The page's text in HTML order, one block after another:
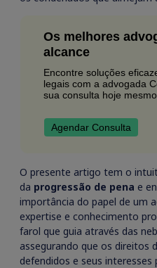
Os melhores
alcance
Encontre soluções
legais com a advogada
sua consulta hoje
Agendar Consulta
O presente artigo tem o
da progressão de pena e
importância do papel de um
expertise e conhecimento
farol que guia através das
assegurando que os direitos
defendidos e seus interesses